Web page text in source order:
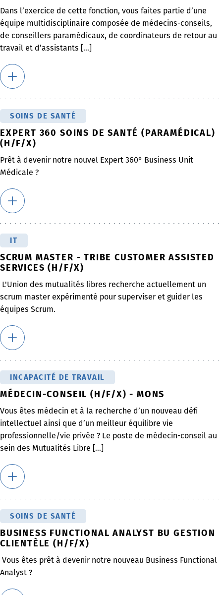
Dans l’exercice de cette fonction, vous faites partie d’une
équipe multidisciplinaire composée de médecins-conseils,
de conseillers paramédicaux, de coordinateurs de retour au
travail et d’assistants [...]
SOINS DE SANTÉ
EXPERT 360 SOINS DE SANTÉ (PARAMÉDICAL)
(H/F/X)
Prêt à devenir notre nouvel Expert 360° Business Unit
Médicale ?
IT
SCRUM MASTER - TRIBE CUSTOMER ASSISTED
SERVICES (H/F/X)
L'Union des mutualités libres recherche actuellement un
scrum master expérimenté pour superviser et guider les
équipes Scrum.
INCAPACITÉ DE TRAVAIL
MÉDECIN-CONSEIL (H/F/X) - MONS
Vous êtes médecin et à la recherche d’un nouveau défi
intellectuel ainsi que d’un meilleur équilibre vie
professionnelle/vie privée ? Le poste de médecin-conseil au
sein des Mutualités Libre [...]
SOINS DE SANTÉ
BUSINESS FUNCTIONAL ANALYST BU GESTION
CLIENTÈLE (H/F/X)
Vous êtes prêt à devenir notre nouveau Business Functional
Analyst ?